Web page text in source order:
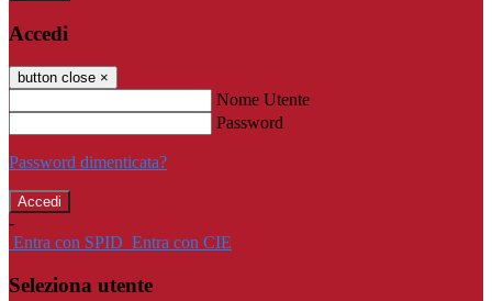
Accedi
button close ×
Nome Utente
Password
Password dimenticata?
-
Entra con SPID Entra con CIE
Seleziona utente